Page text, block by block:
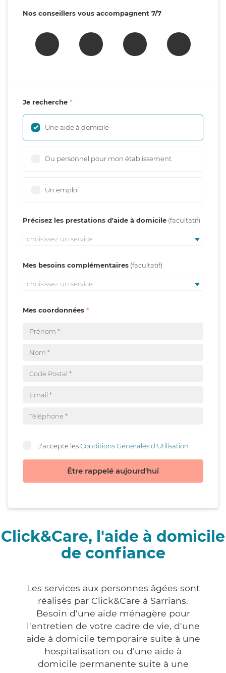
Nos conseillers vous accompagnent 7/7
Je recherche
Une aide à domicile
Du personnel pour mon établissement
Un emploi
Précisez les prestations d'aide à domicile
choisissez un service
Mes besoins complémentaires
choisissez un service
Mes coordonnées
J'accepte lesConditions Générales d'Utilisation
Être rappelé aujourd'hui
Click&Care, l'aide à domicile
de confiance
Les services aux personnes âgées sont
réalisés par Click&Care à Sarrians.
Besoin d'une aide ménagère pour
l'entretien de votre cadre de vie, d'une
aide à domicile temporaire suite à une
hospitalisation ou d'une aide à
domicile permanente suite à une